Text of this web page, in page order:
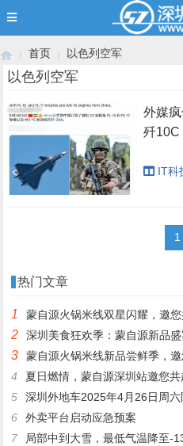
›
首页
›
以色列空军
以色列空军
外媒
歼10C
IT科
1
热门文章
1 蒙自源火锅米线双星闪耀，邀您
2 深圳美食狂欢季：蒙自源新品
3
蒙自源火锅米线新品尝鲜季，邀
4
夏日燃情，蒙自源深圳站邀您共
5
深圳外地车2025年4月26日周
6
外卖平台启动应急预案
7
局部中到大雪，最低气温降至-13℃，济